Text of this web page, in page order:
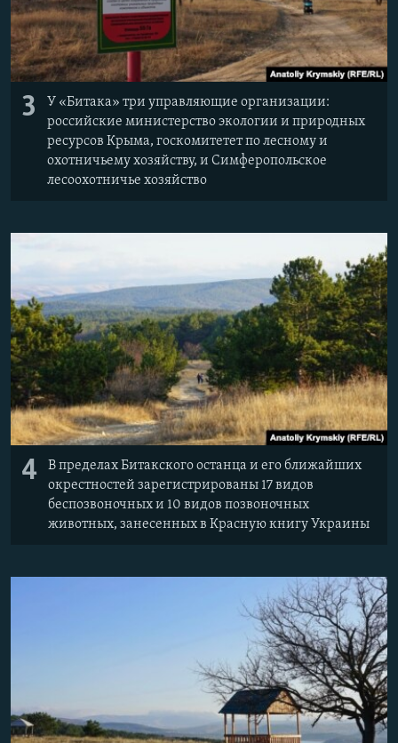
3
У «Битака» три управляющие организации:
российские министерство экологии и природных
ресурсов Крыма, госкомитетет по лесному и
охотничьему хозяйству, и Симферопольское
лесоохотничье хозяйство
4
В пределах Битакского останца и его ближайших
окрестностей зарегистрированы 17 видов
беспозвоночных и 10 видов позвоночных
животных, занесенных в Красную книгу Украины